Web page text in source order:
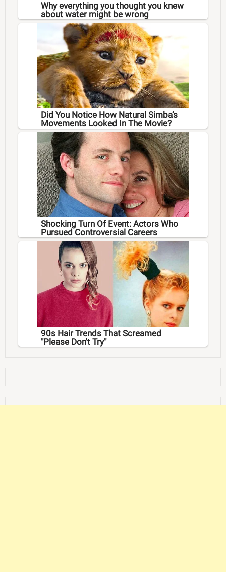
Why everything you thought you knew
about water might be wrong
Did You Notice How Natural Simba’s
Movements Looked In The Movie?
Shocking Turn Of Event: Actors Who
Pursued Controversial Careers
90s Hair Trends That Screamed
"Please Don't Try"